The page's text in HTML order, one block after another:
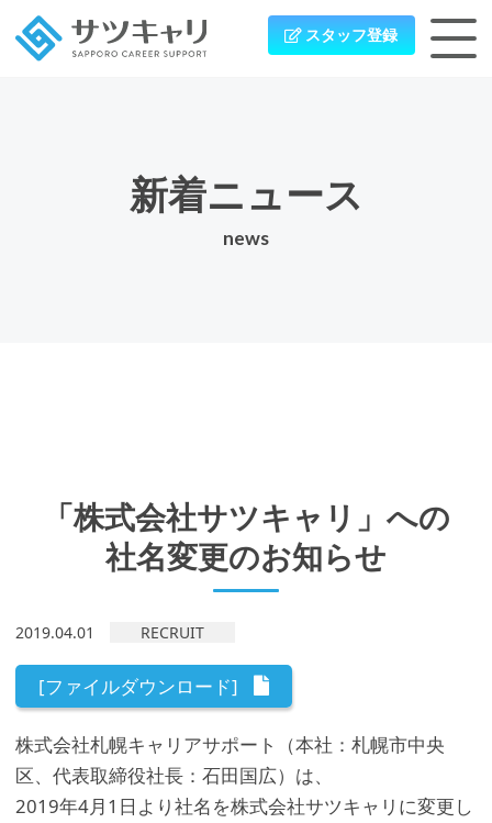
スタッフ登録
新着ニュース
news
「株式会社サツキャリ」への
社名変更のお知らせ
2019.04.01 RECRUIT
[ファイルダウンロード]
株式会社札幌キャリアサポート（本社：札幌市中央
区、代表取締役社長：石田国広）は、
2019年4月1日より社名を株式会社サツキャリに変更し